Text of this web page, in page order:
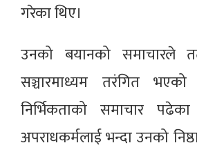
गरेका थिए।
उनको बयानको समाचारले
सञ्चारमाध्यम तरंगित
निर्भिकताको समाचार
अपराधकर्मलाई भन्दा उनको